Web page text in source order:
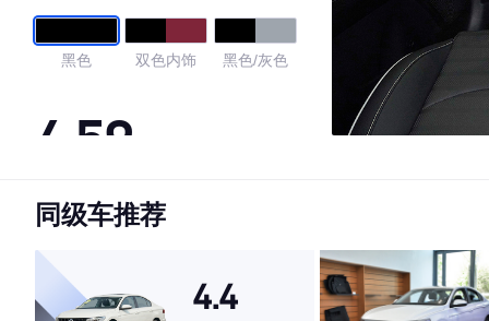
黑色 双色内饰 黑色/灰色
4.59
·外观表现较为优秀，优于59%同级车
·空间表现较为优秀，优于51%同级车
同级车推荐
4.4